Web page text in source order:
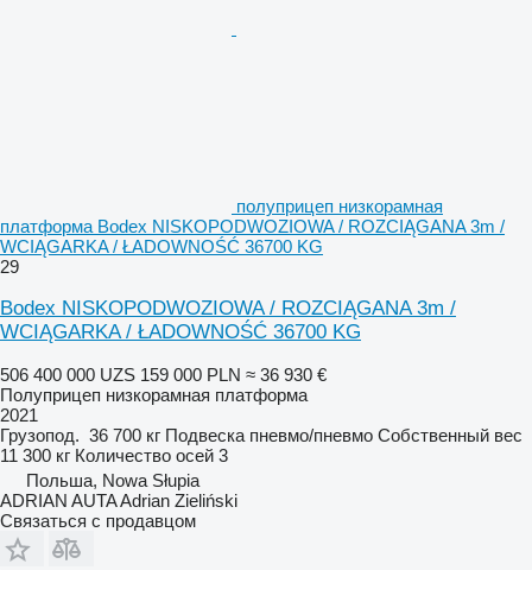
полуприцеп низкорамная
платформа Bodex NISKOPODWOZIOWA / ROZCIĄGANA 3m /
WCIĄGARKA / ŁADOWNOŚĆ 36700 KG
29
Bodex NISKOPODWOZIOWA / ROZCIĄGANA 3m /
WCIĄGARKA / ŁADOWNOŚĆ 36700 KG
506 400 000 UZS 159 000 PLN ≈ 36 930 €
Полуприцеп низкорамная платформа
2021
Грузопод. 36 700 кг Подвеска пневмо/пневмо Собственный вес
11 300 кг Количество осей 3
Польша, Nowa Słupia
ADRIAN AUTA Adrian Zieliński
Связаться с продавцом